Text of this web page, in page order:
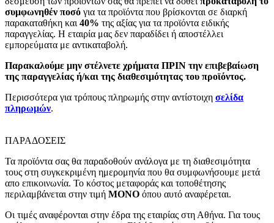
συμφωνηθέν ποσό για τα προϊόντα που βρίσκονται σε διαρκή
παρακαταθήκη και 40% της αξίας για τα προϊόντα ειδικής
παραγγελίας. Η εταιρία μας δεν παραδίδει ή αποστέλλει
εμπορεύματα με αντικαταβολή.
Παρακαλούμε μην στέλνετε χρήματα ΠΡΙΝ την επιβεβαίωση
της παραγγελίας ή/και της διαθεσιμότητας του προϊόντος.
Περισσότερα για τρόπους πληρωμής στην αντίστοιχη σελίδα
πληρωμών.
ΠΑΡΑΔΟΣΕΙΣ
Τα προϊόντα σας θα παραδοθούν ανάλογα με τη διαθεσιμότητα
τους στη συγκεκριμένη ημερομηνία που θα συμφωνήσουμε μετά
απο επικοινωνία. Το κόστος μεταφοράς και τοποθέτησης
περιλαμβάνεται στην τιμή MONO όπου αυτό αναφέρεται.
Οι τιμές αναφέρονται στην έδρα της εταιρίας στη Αθήνα. Για τους